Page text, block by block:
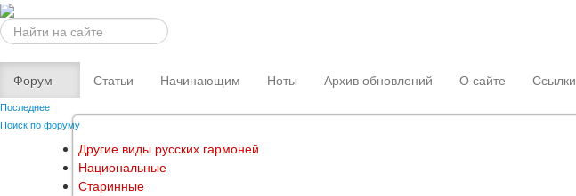
Искать...
Форум
Последнее
Поиск по форуму
Статьи Начинающим Ноты Архив обновлений О сайте Ссылки
Другие виды русских гармоней
Национальные
Старинные